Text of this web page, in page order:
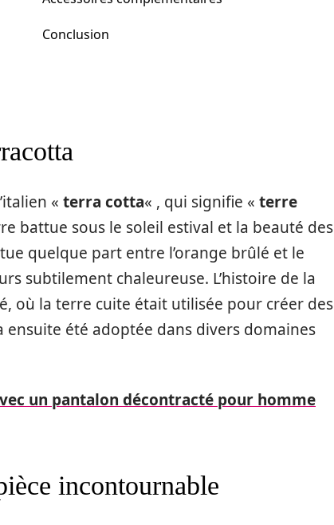
Conclusion
« terra cotta« , qui signifie « terre
battue sous le soleil estival et la beauté des
quelque part entre l’orange brûlé et le
subtilement chaleureuse. L’histoire de la
où la terre cuite était utilisée pour créer des
été adoptée dans divers domaines
un pantalon décontracté pour homme
incontournable